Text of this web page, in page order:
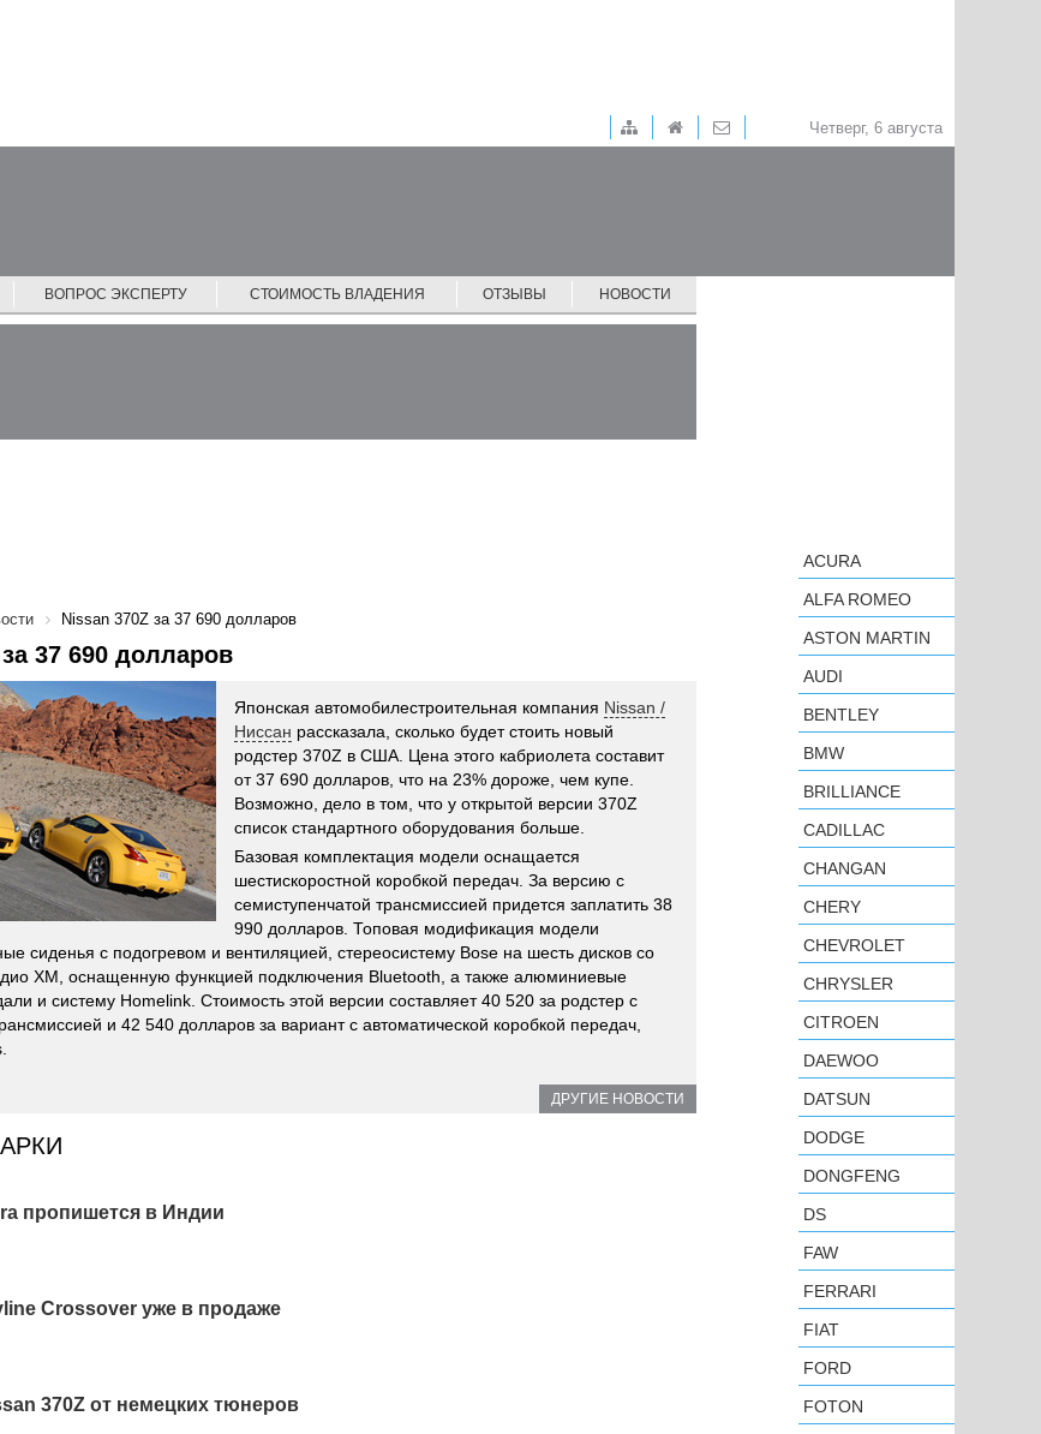
Четверг, 6 августа
ВОПРОС ЭКСПЕРТУ СТОИМОСТЬ ВЛАДЕНИЯ ОТЗЫВЫ НОВОСТИ
Nissan 370Z за 37 690 долларов
37 690 долларов
Японская автомобилестроительная компания Nissan /
Ниссан рассказала, сколько будет стоить новый
родстер 370Z в США. Цена этого кабриолета составит
от 37 690 долларов, что на 23% дороже, чем купе.
Возможно, дело в том, что у открытой версии 370Z
список стандартного оборудования больше.
Базовая комплектация модели оснащается
шестискоростной коробкой передач. За версию с
семиступенчатой трансмиссией придется заплатить 38
990 долларов. Топовая модификация модели
сиденья с подогревом и вентиляцией, стереосистему Bose на шесть дисков со
XM, оснащенную функцией подключения Bluetooth, а также алюминиевые
и систему Homelink. Стоимость этой версии составляет 40 520 за родстер с
и 42 540 долларов за вариант с автоматической коробкой передач,
ДРУГИЕ НОВОСТИ
пропишется в Индии
Crossover уже в продаже
370Z от немецких тюнеров
ACURA
ALFA ROMEO
ASTON MARTIN
AUDI
BENTLEY
BMW
BRILLIANCE
CADILLAC
CHANGAN
CHERY
CHEVROLET
CHRYSLER
CITROEN
DAEWOO
DATSUN
DODGE
DONGFENG
DS
FAW
FERRARI
FIAT
FORD
FOTON